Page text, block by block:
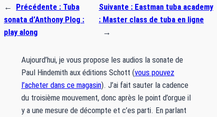
← Précédente : Tuba
sonata d’Anthony Plog :
play along
Suivante : Eastman tuba academy
: Master class de tuba en ligne
→
Aujourd’hui, je vous propose les audios la sonate de
Paul Hindemith aux éditions Schott (vous pouvez
l’acheter dans ce magasin). J’ai fait sauter la cadence
du troisième mouvement, donc après le point d’orgue il
y a une mesure de décompte et c’es parti. En parlant